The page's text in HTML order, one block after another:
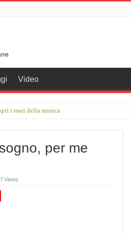
Video
i mari della musica
Guccini in una stalla. Ci chiamava Coniglietti”
per me
7 Views